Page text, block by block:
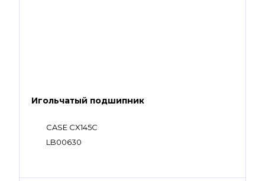
Игольчатый подшипник
CASE CX145C
LB00630